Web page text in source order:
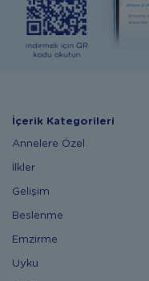
İçerik Kategorileri
Annelere Özel
İlkler
Gelişim
Beslenme
Emzirme
Uyku